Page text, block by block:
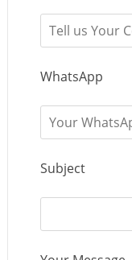
WhatsApp
Subject